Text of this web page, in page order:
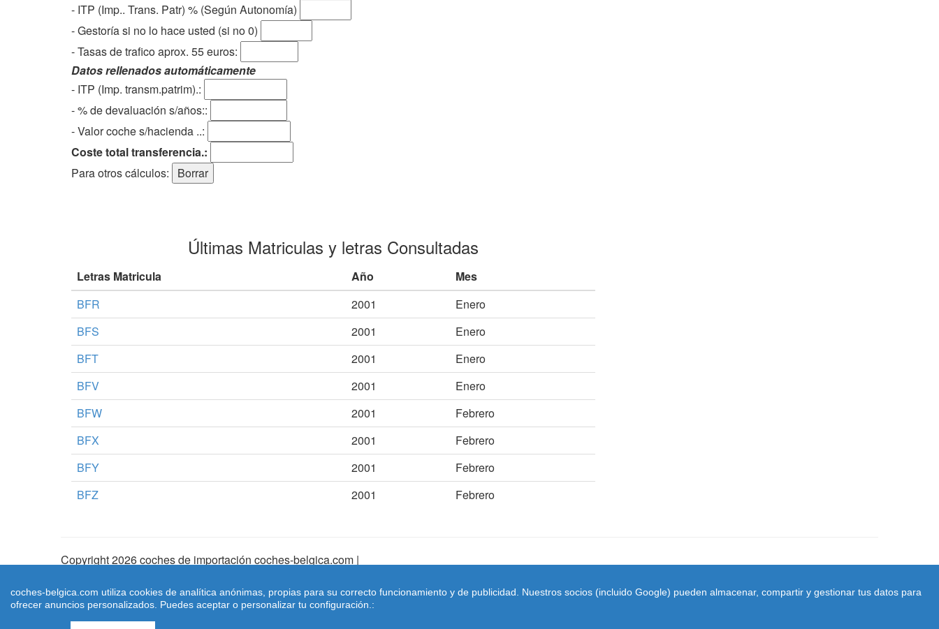
- ITP (Imp.. Trans. Patr) % (Según Autonomía)
- Gestoría si no lo hace usted (si no 0)
-Tasas de trafico aprox. 55 euros:
Datos rellenados automáticamente
- ITP (Imp. transm.patrim).:
- % de devaluación s/años::
- Valor coche s/hacienda ..:
Coste total transferencia.:
Para otros cálculos:
Últimas Matriculas y letras Consultadas
Letras Matricula Año
Mes
BFR
2001
Enero
BFS
2001
Enero
BFT
2001
Enero
BFV
2001
Enero
BFW
2001
Febrero
BFX
2001
Febrero
BFY
2001
Febrero
BFZ
2001 Febrero
Copyright 2026 coches de importación coches-belgica.com |
Coches-belgica.com
coches-belgica.com utiliza cookies de analítica anónimas, propias para su correcto funcionamiento y de publicidad. Nuestros socios (incluido Google) pueden almacenar, compartir y gestionar tus datos para
ofrecer anuncios personalizados. Puedes aceptar o personalizar tu configuración.: